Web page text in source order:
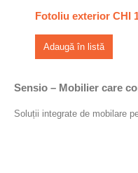
Fotoliu exterior CHI
Adaugă în listă
Sensio – Mobilier care
Soluții integrate de mobilare